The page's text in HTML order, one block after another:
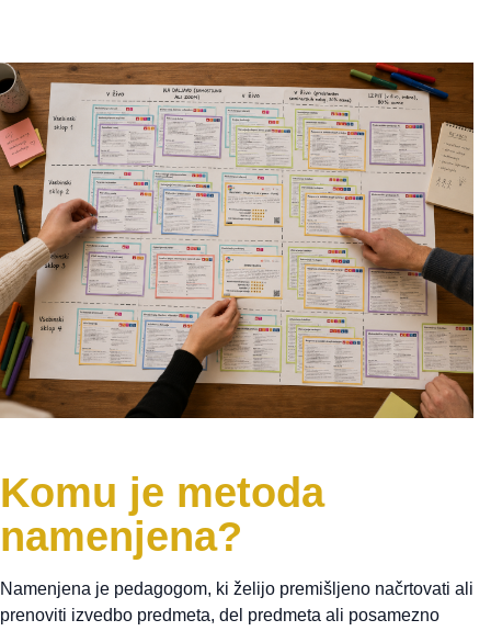
Komu je metoda
namenjena?
Namenjena je pedagogom, ki želijo premišljeno načrtovati ali
prenoviti izvedbo predmeta, del predmeta ali posamezno